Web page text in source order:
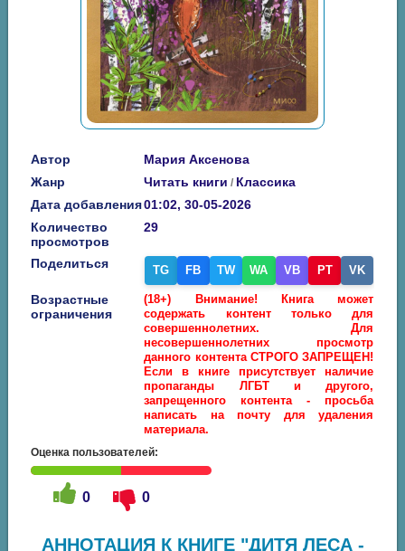
Автор
Мария Аксенова
Жанр
Читать книги / Классика
Дата добавления01:02, 30-05-2026
Количество
просмотров
29
Поделиться TG FB TW WA VB PT VK
Возрастные
ограничения
(18+) Внимание! Книга может
содержать контент только для
совершеннолетних. Для
несовершеннолетних просмотр
данного контента СТРОГО ЗАПРЕЩЕН!
Если в книге присутствует наличие
пропаганды ЛГБТ и другого,
запрещенного контента - просьба
написать на почту для удаления
материала.
Оценка пользователей:
0 0
АННОТАЦИЯ К КНИГЕ "ДИТЯ ЛЕСА -